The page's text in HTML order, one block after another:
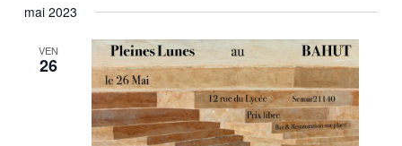
de
vues
vues
une
mai 2023
VEN
26